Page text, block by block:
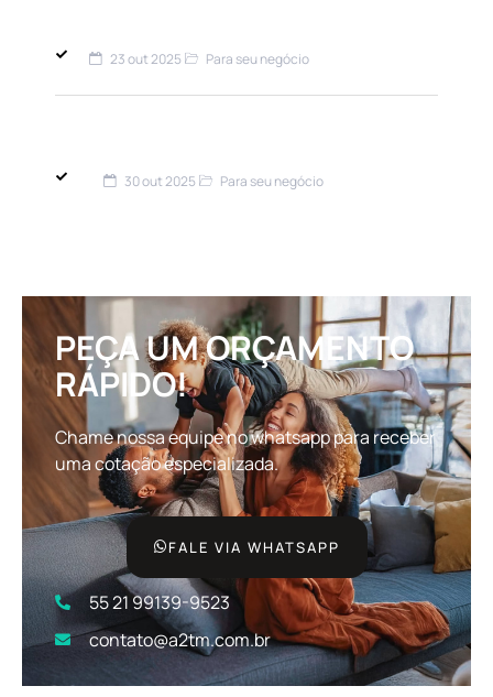
23 out 2025 Para seu negócio
30 out 2025 Para seu negócio
PEÇA UM ORÇAMENTO
RÁPIDO!
Chame nossa equipe no whatsapp para receber
uma cotação especializada.
FALE VIA WHATSAPP
55 21 99139-9523
contato@a2tm.com.br